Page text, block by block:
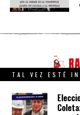
QUIENES SOMOS
TAL VEZ ESTÉ